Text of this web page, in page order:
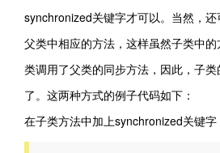
synchronized关键字才可以。当然，
父类中相应的方法，这样虽然子类中
类调用了父类的同步方法，因此，子
了。这两种方式的例子代码如下：
在子类方法中加上synchronized关键字